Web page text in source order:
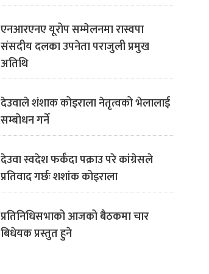
एनआरएनए यूरोप सम्मेलनमा रास्वपा
संसदीय दलका उपनेता पराजुली प्रमुख
अतिथि
देउवाले शंशाक कोइराला नेतृत्वको भेलालाई
सम्बोधन गर्ने
देउवा स्वदेश फर्कँदा पक्राउ परे कांग्रेसले
प्रतिवाद गर्छः शशांक कोइराला
प्रतिनिधिसभाको आजको बैठकमा चार
बिधेयक प्रस्तुत हुने